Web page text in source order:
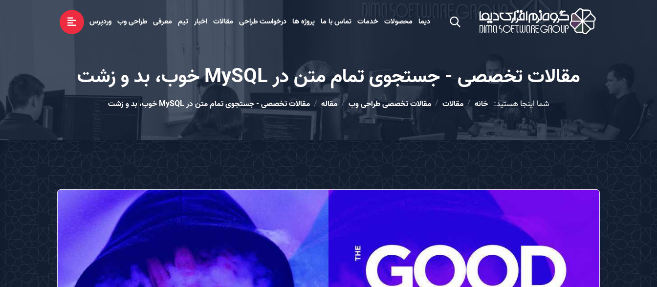
دیما محصولات خدمات تماس با ما پروژه ها درخواست طراحی مقالات اخبار تیم معرفی طراحی وب وردپرس
مقالات تخصصی - جستجوی تمام متن در MySQL خوب، بد و زشت
شما اینجا هستید: خانه مقالات مقالات تخصصی طراحی وب مقاله مقالات تخصصی - جستجوی تمام متن در MySQL خوب، بد و زشت